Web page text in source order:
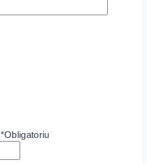
*Obligatoriu